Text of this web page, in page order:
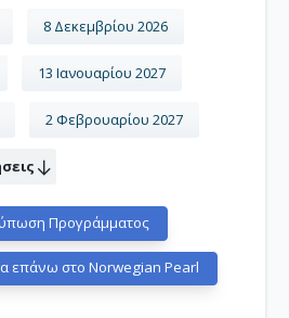
8 Δεκεμβρίου 2026
13 Ιανουαρίου 2027
2 Φεβρουαρίου 2027
Προγράμματος
επάνω στο Norwegian Pearl